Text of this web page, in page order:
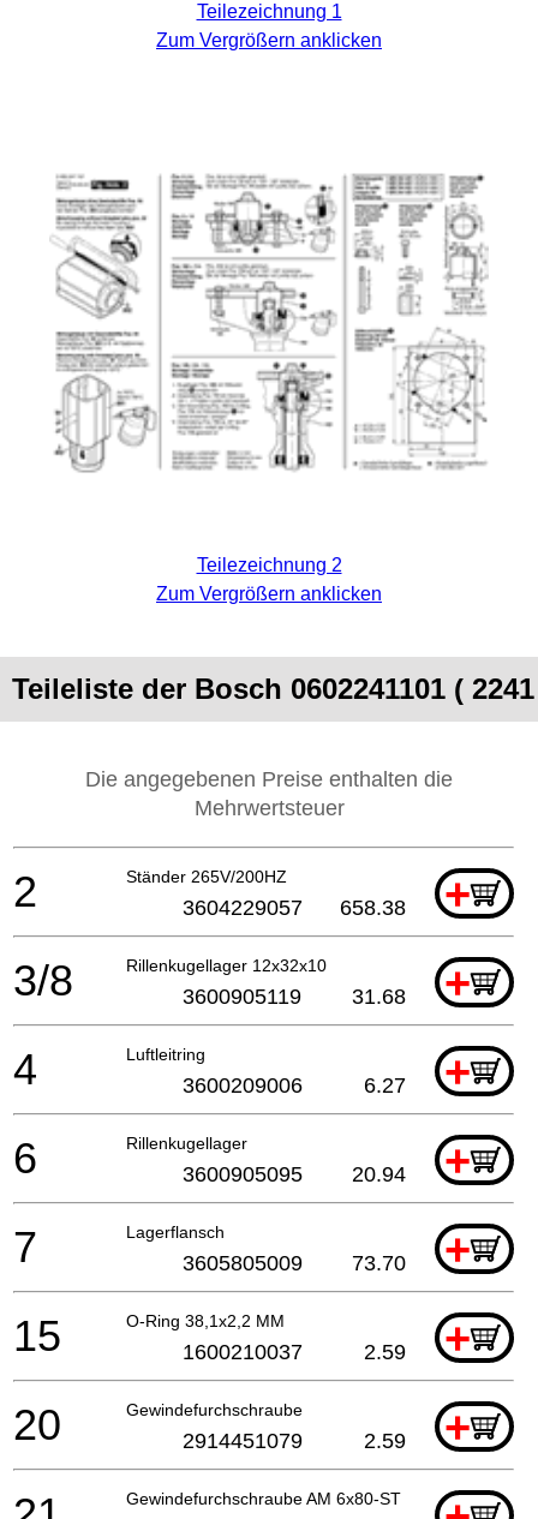
Teilezeichnung 1
Zum Vergrößern anklicken
Teilezeichnung 2
Zum Vergrößern anklicken
Teileliste der Bosch 0602241101 (
Die angegebenen Preise enthalten die
Mehrwertsteuer
Ständer 265V/200HZ +
2 3604229057 658.38
Rillenkugellager 12x32x10 +
3/8 3600905119 31.68
Luftleitring +
4 3600209006 6.27
Rillenkugellager +
6 3600905095 20.94
Lagerflansch +
7 3605805009 73.70
O-Ring 38,1x2,2 MM +
15 1600210037 2.59
Gewindefurchschraube +
20 2914451079 2.59
Gewindefurchschraube AM 6x80-ST